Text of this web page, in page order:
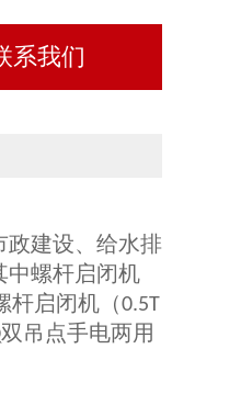
系我们
政建设、给水排
中螺杆启闭机
杆启闭机（0.5T
双吊点手电两用